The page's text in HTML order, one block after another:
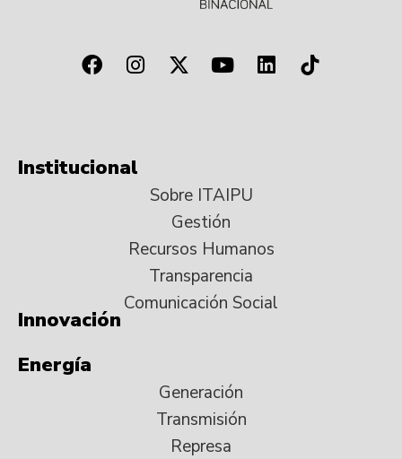
Institucional
Sobre ITAIPU
Gestión
Recursos Humanos
Transparencia
Comunicación Social
Innovación
Energía
Generación
Transmisión
Represa